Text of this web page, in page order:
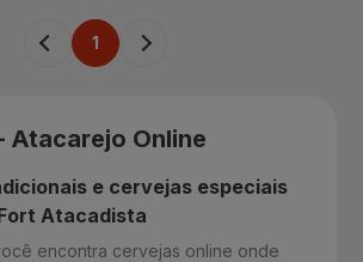
1
Atacarejo Online
e cervejas especiais
Atacadista
encontra cervejas online onde